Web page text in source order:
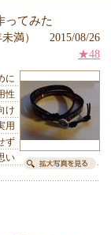
ってみた
未満） 2015/08/26
★48
に
性
け
用
ず
い